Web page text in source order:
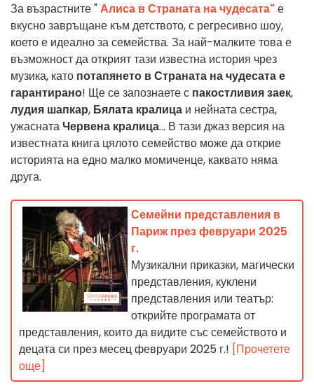
За възрастните "Алиса в Страната на чудесата"е
вкусно завръщане към детството, с регресивно шоу,
което е идеално за семейства. За най-малките това е
възможност да открият тази известна история чрез
музика, като потапянето в Страната на чудесата е
гарантирано! Ще се запознаете с пакостливия заек,
лудия шапкар, Бялата кралица и нейната сестра,
ужаснатаЧервена кралица... В тази джаз версия на
известната книга цялото семейство може да открие
историята на едно малко момиченце, каквато няма
друга.
Семейни представления в
Париж през февруари 2025
г.
Музикални приказки, магически
представления, куклени
представления или театър:
открийте програмата от
представления, които да видите със семейството и
децата си през месец февруари 2025 г.! [Прочетете
още]